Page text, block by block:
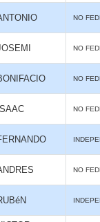
NO
NO
NO
ISAAC NO
NO